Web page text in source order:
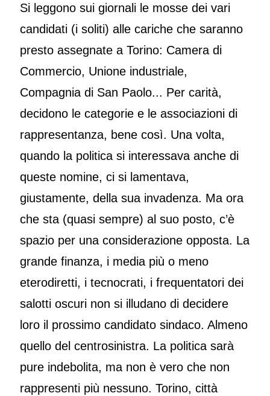
Si leggono sui giornali le mosse dei vari
candidati (i soliti) alle cariche che saranno
presto assegnate a Torino: Camera di
Commercio, Unione industriale,
Compagnia di San Paolo... Per carità,
decidono le categorie e le associazioni di
rappresentanza, bene così. Una volta,
quando la politica si interessava anche di
queste nomine, ci si lamentava,
giustamente, della sua invadenza. Ma ora
che sta (quasi sempre) al suo posto, c’è
spazio per una considerazione opposta. La
grande finanza, i media più o meno
eterodiretti, i tecnocrati, i frequentatori dei
salotti oscuri non si illudano di decidere
loro il prossimo candidato sindaco. Almeno
quello del centrosinistra. La politica sarà
pure indebolita, ma non è vero che non
rappresenti più nessuno. Torino, città